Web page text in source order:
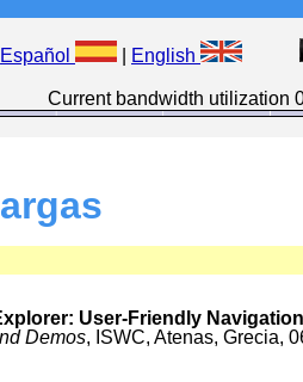
Español English
Current bandwidth utilization
User-Friendly
Demos, ISWC, Atenas, Grecia,